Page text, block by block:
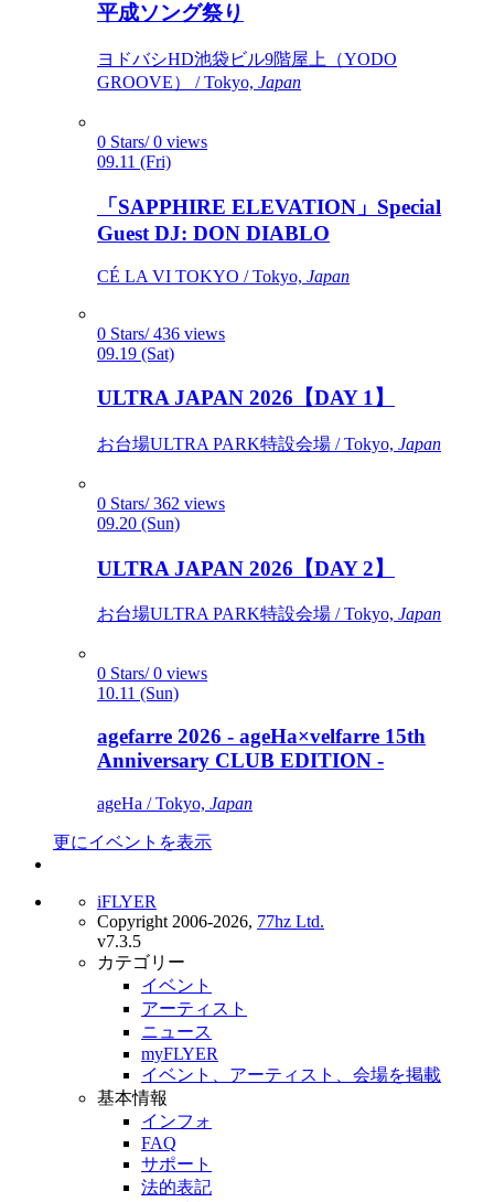
平成ソング祭り
ヨドバシHD池袋ビル9階屋上（YODO
GROOVE） / Tokyo, Japan
0 Stars/ 0 views
09.11 (Fri)
「SAPPHIRE ELEVATION」Special
Guest DJ: DON DIABLO
CÉ LA VI TOKYO / Tokyo, Japan
0 Stars/ 436 views
09.19 (Sat)
ULTRA JAPAN 2026【DAY 1】
お台場ULTRA PARK特設会場 / Tokyo, Japan
0 Stars/ 362 views
09.20 (Sun)
ULTRA JAPAN 2026【DAY 2】
お台場ULTRA PARK特設会場 / Tokyo, Japan
0 Stars/ 0 views
10.11 (Sun)
agefarre 2026 - ageHa×velfarre 15th
Anniversary CLUB EDITION -
ageHa / Tokyo, Japan
更にイベントを表示
iFLYER
Copyright 2006-2026, 77hz Ltd.
v7.3.5
カテゴリー
イベント
アーティスト
ニュース
myFLYER
イベント、アーティスト、会場を掲載
基本情報
インフォ
FAQ
サポート
法的表記